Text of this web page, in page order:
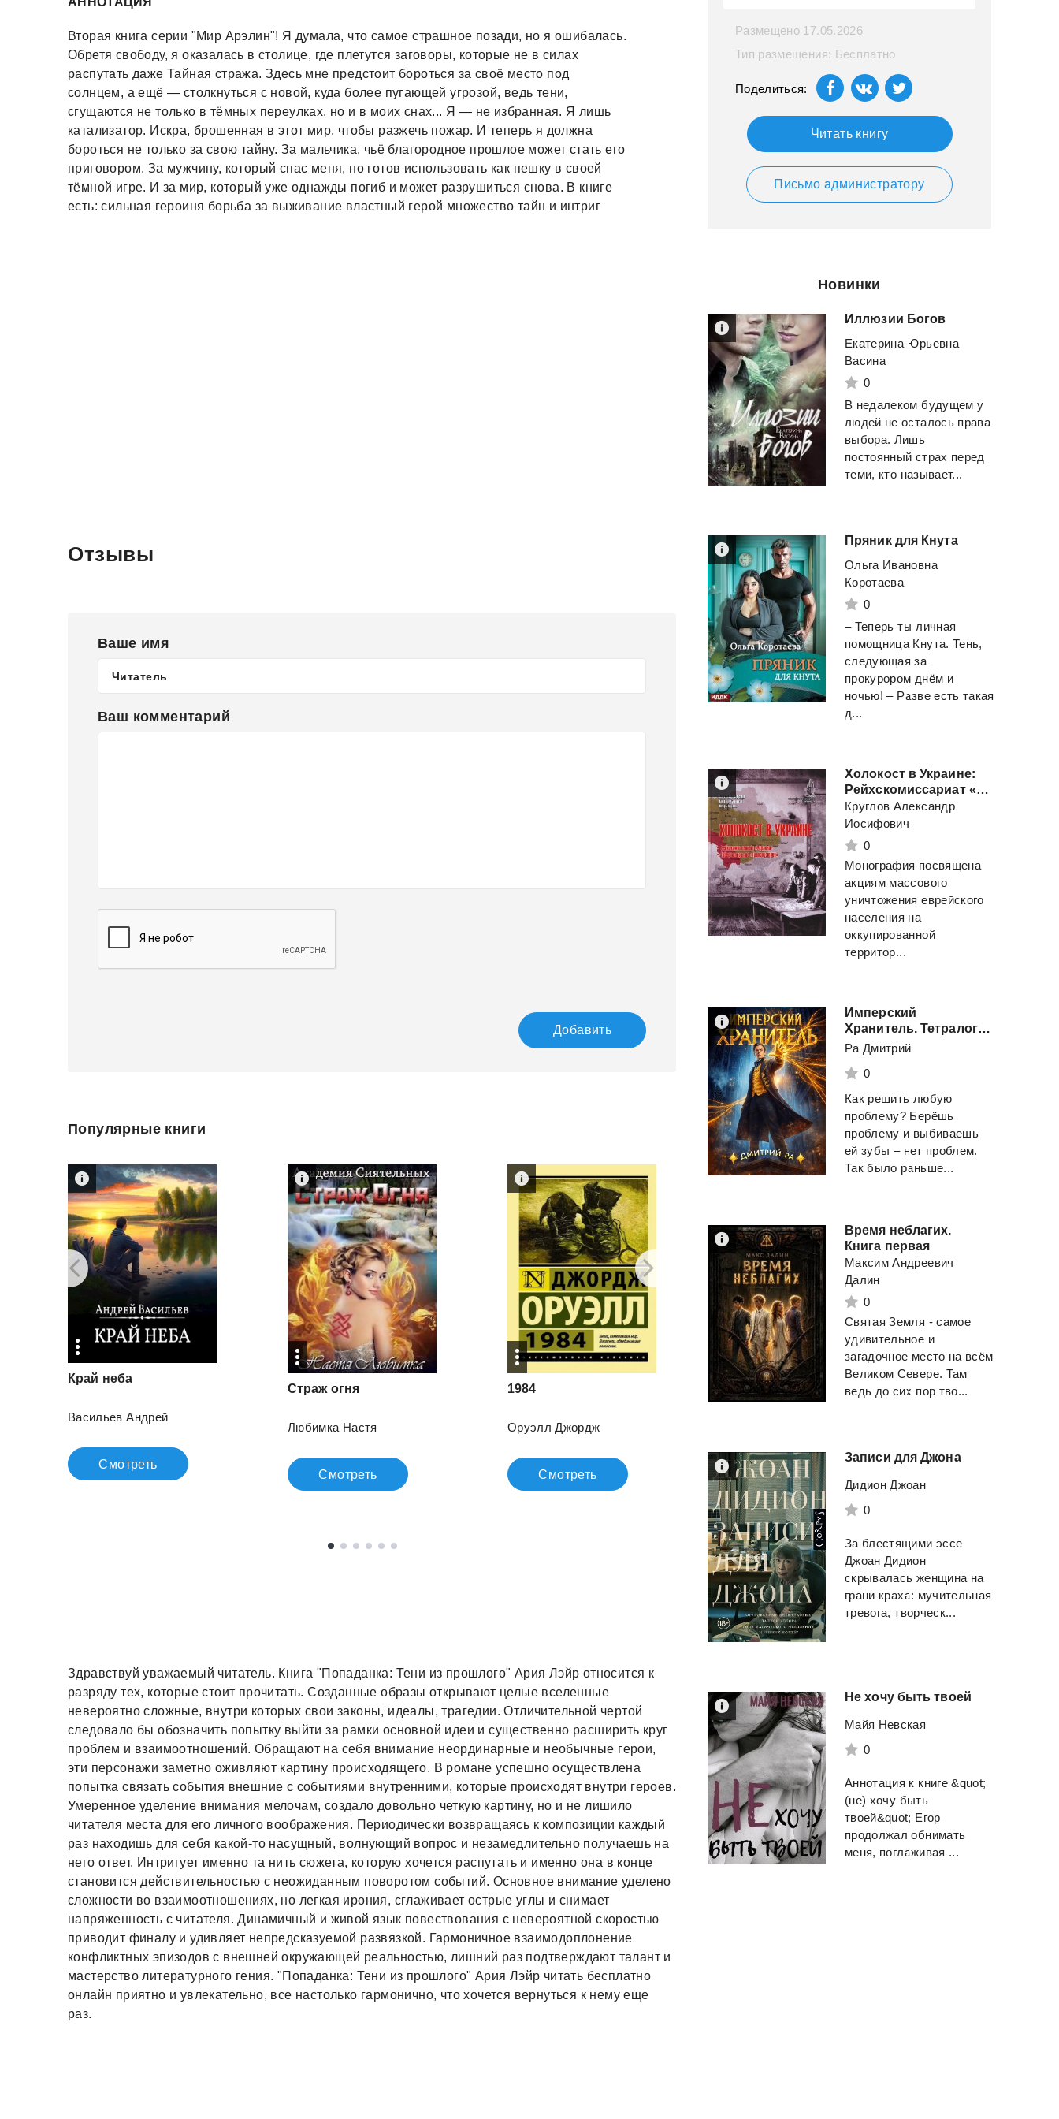
Вторая книга серии "Мир Арэлин"! Я думала, что самое страшное позади, но я ошибалась.
Обретя свободу, я оказалась в столице, где плетутся заговоры, которые не в силах
распутать даже Тайная стража. Здесь мне предстоит бороться за своё место под
солнцем, а ещё — столкнуться с новой, куда более пугающей угрозой, ведь тени,
сгущаются не только в тёмных переулках, но и в моих снах... Я — не избранная. Я лишь
катализатор. Искра, брошенная в этот мир, чтобы разжечь пожар. И теперь я должна
бороться не только за свою тайну. За мальчика, чьё благородное прошлое может стать его
приговором. За мужчину, который спас меня, но готов использовать как пешку в своей
тёмной игре. И за мир, который уже однажды погиб и может разрушиться снова. В книге
есть: сильная героиня борьба за выживание властный герой множество тайн и интриг
Отзывы
Ваше имя
Ваш комментарий
Добавить
Популярные книги
Край неба
Васильев Андрей
Смотреть
Страж огня
Любимка Настя
Смотреть
1984
Оруэлл Джордж
Смотреть
Искажающие
Реальность-9
Смотреть
Враг
Здравствуй уважаемый читатель. Книга "Попаданка: Тени из прошлого" Ария Лэйр относится к
разряду тех, которые стоит прочитать. Созданные образы открывают целые вселенные
невероятно сложные, внутри которых свои законы, идеалы, трагедии. Отличительной чертой
следовало бы обозначить попытку выйти за рамки основной идеи и существенно расширить круг
проблем и взаимоотношений. Обращают на себя внимание неординарные и необычные герои,
эти персонажи заметно оживляют картину происходящего. В романе успешно осуществлена
попытка связать события внешние с событиями внутренними, которые происходят внутри героев.
Умеренное уделение внимания мелочам, создало довольно четкую картину, но и не лишило
читателя места для его личного воображения. Периодически возвращаясь к композиции каждый
раз находишь для себя какой-то насущный, волнующий вопрос и незамедлительно получаешь на
него ответ. Интригует именно та нить сюжета, которую хочется распутать и именно она в конце
становится действительностью с неожиданным поворотом событий. Основное внимание уделено
сложности во взаимоотношениях, но легкая ирония, сглаживает острые углы и снимает
напряженность с читателя. Динамичный и живой язык повествования с невероятной скоростью
приводит финалу и удивляет непредсказуемой развязкой. Гармоничное взаимодоплонение
конфликтных эпизодов с внешней окружающей реальностью, лишний раз подтверждают талант и
мастерство литературного гения. "Попаданка: Тени из прошлого" Ария Лэйр читать бесплатно
онлайн приятно и увлекательно, все настолько гармонично, что хочется вернуться к нему еще
раз.
Размещено 17.05.2026
Тип размещения: Бесплатно
Поделиться:
Читать книгу
Письмо администратору
Новинки
Иллюзии Богов
Екатерина Юрьевна
Васина
0
В недалеком будущем у
людей не осталось права
выбора. Лишь
постоянный страх перед
теми, кто называет...
Пряник для Кнута
Ольга Ивановна
Коротаева
0
– Теперь ты личная
помощница Кнута. Тень,
следующая за
прокурором днём и
ночью! – Разве есть такая
д...
Холокост в Украине:
Рейхскомиссариат «Украина», Губернаторство «Транснистрия»: монография.
Круглов Александр
Иосифович
0
Монография посвящена
акциям массового
уничтожения еврейского
населения на
оккупированной
территор...
Имперский
Хранитель. Тетралогия
Ра Дмитрий
0
Как решить любую
проблему? Берёшь
проблему и выбиваешь
ей зубы – нет проблем.
Так было раньше...
Время неблагих.
Книга первая
Максим Андреевич
Далин
0
Святая Земля - самое
удивительное и
загадочное место на всём
Великом Севере. Там
ведь до сих пор тво...
Записи для Джона
Дидион Джоан
0
За блестящими эссе
Джоан Дидион
скрывалась женщина на
грани краха: мучительная
тревога, творческ...
Не хочу быть твоей
Майя Невская
0
Аннотация к книге &quot;
(не) хочу быть
твоей&quot; Егор
продолжал обнимать
меня, поглаживая ...